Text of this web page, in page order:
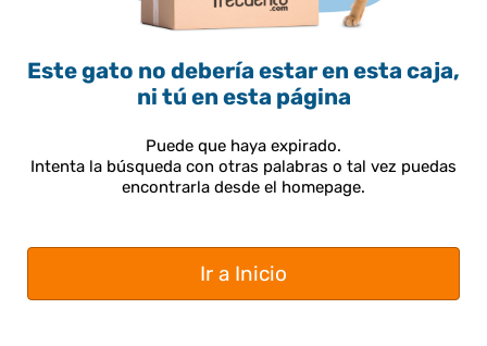
Este gato no debería estar en esta caja,
ni tú en esta página
Puede que haya expirado.
Intenta la búsqueda con otras palabras o tal vez puedas
encontrarla desde el homepage.
Ir a Inicio